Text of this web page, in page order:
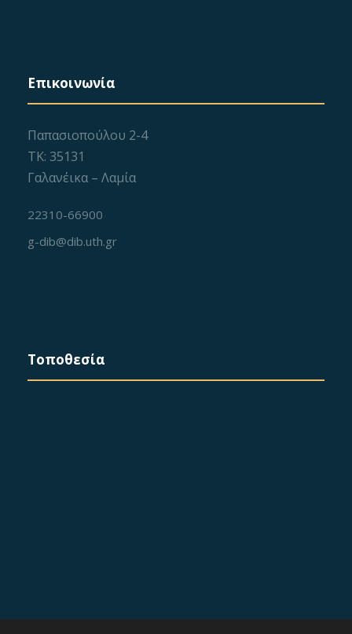
Επικοινωνία
Παπασιοπούλου 2-4
ΤΚ: 35131
Γαλανέικα – Λαμία
22310-66900
g-dib@dib.uth.gr
Τοποθεσία